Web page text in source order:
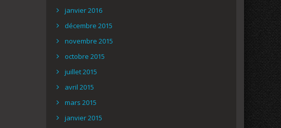
janvier 2016
décembre 2015
novembre 2015
octobre 2015
juillet 2015
avril 2015
mars 2015
janvier 2015